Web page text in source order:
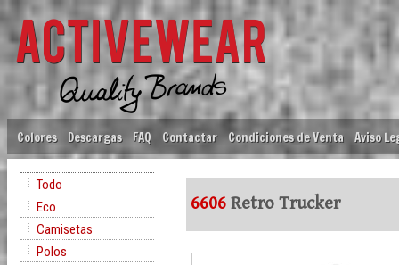
Colores Descargas FAQ Contactar Condiciones de Venta Aviso
Todo
Eco
Camisetas
Polos
6606 Retro Trucker